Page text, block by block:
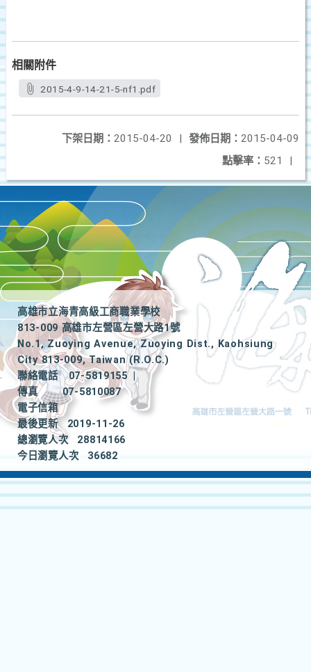
相關附件
2015-4-9-14-21-5-nf1.pdf
發佈日期： 2015-04-09
下架日期： 2015-04-20
|
點擊率： 521 |
高雄市立海青高級工商職業學校
813-009 高雄市左營區左營大路1號
No.1, Zuoying Avenue, Zuoying Dist., Kaohsiung
City 813-009, Taiwan (R.O.C.)
聯絡電話
07-5819155
|
傳真
07-5810087
電子信箱
最後更新
2019-11-26
總瀏覽人次
28814166
今日瀏覽人次
36682